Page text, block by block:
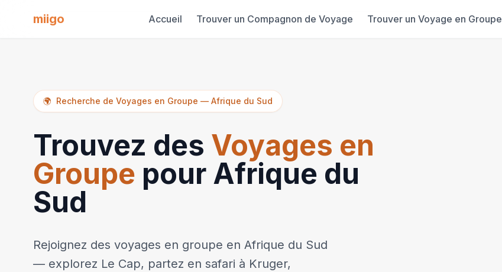
miigo Accueil Trouver un Compagnon de Voyage Trouver un Voyage en Groupe
🌍 Recherche de Voyages en Groupe — Afrique du Sud
Trouvez des Voyages en
Groupe pour Afrique du
Sud
Rejoignez des voyages en groupe en Afrique du Sud
— explorez Le Cap, partez en safari à Kruger,